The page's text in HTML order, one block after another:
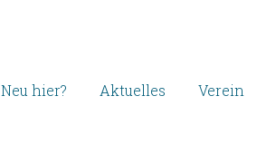
Neu hier? Aktuelles Verein